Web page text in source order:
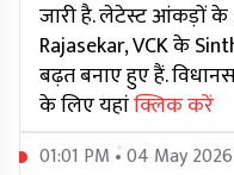
जारी है. लेटेस्ट आंकड़ों के
Rajasekar, VCK के
बढ़त बनाए हुए हैं.
के लिए यहांक्लिक करें
01:01 PM • 04 May 2026